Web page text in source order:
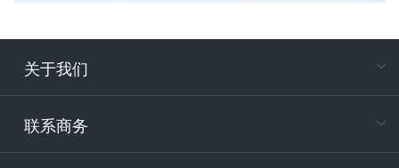
关于我们
联系商务
电